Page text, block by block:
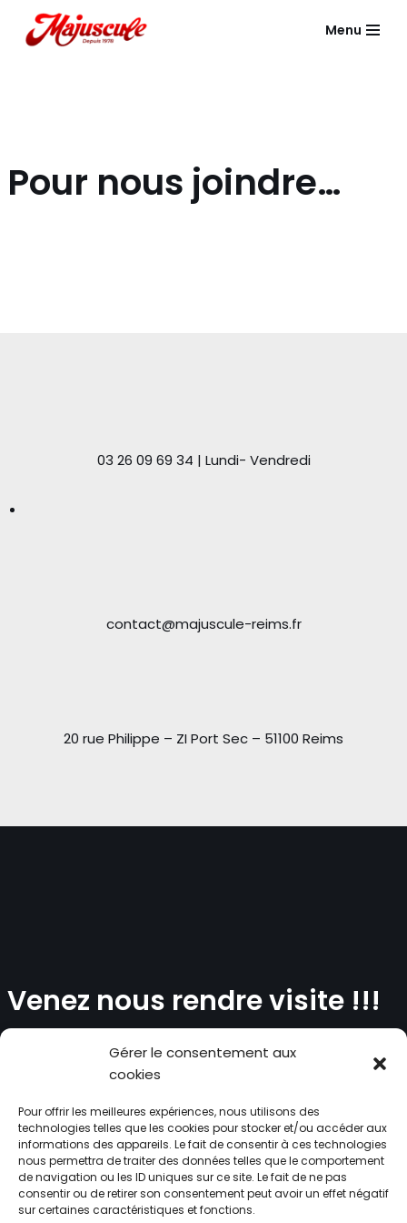
Gérer le consentement aux
cookies
Pour offrir les meilleures expériences, nous utilisons des
technologies telles que les cookies pour stocker et/ou accéder aux
informations des appareils. Le fait de consentir à ces technologies
nous permettra de traiter des données telles que le comportement
de navigation ou les ID uniques sur ce site. Le fait de ne pas
consentir ou de retirer son consentement peut avoir un effet négatif
sur certaines caractéristiques et fonctions.
Aller
Menu
Pour nous joindre…
03 26 09 69 34 | Lundi- Vendredi
contact@majuscule-reims.fr
20 rue Philippe – ZI Port Sec – 51100 Reims
Venez nous rendre visite !!!